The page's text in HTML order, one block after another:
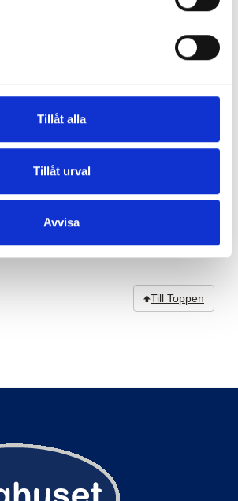
Tillåt alla
Tillåt urval
Avvisa
Till Toppen